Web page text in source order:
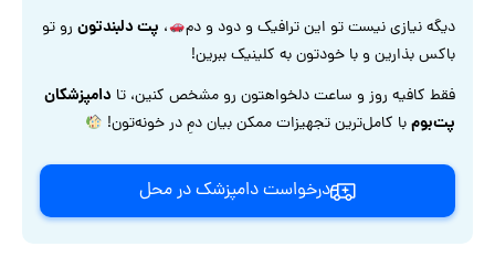
دیگه نیازی نیست تو این ترافیک و دود و دم ، پت دلبندتونرو تو
باکس بذارین و با خودتون به کلینیک ببرین!
فقط کافیه روز و ساعت دلخواهتون رو مشخص کنین، تا دامپزشکان
پت‌بومبا کامل‌ترین تجهیزات ممکن بیان دمِ در خونه‌تون!
درخواست دامپزشک در محل